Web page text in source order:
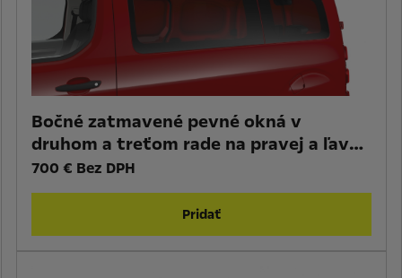
Bočné zatmavené pevné okná v
druhom a treťom rade na pravej a ľavej
strane, zadné presklené krídlové dvere
(180°) + vyhrievané okná zadných dvier
700 € Bez DPH
Pridať